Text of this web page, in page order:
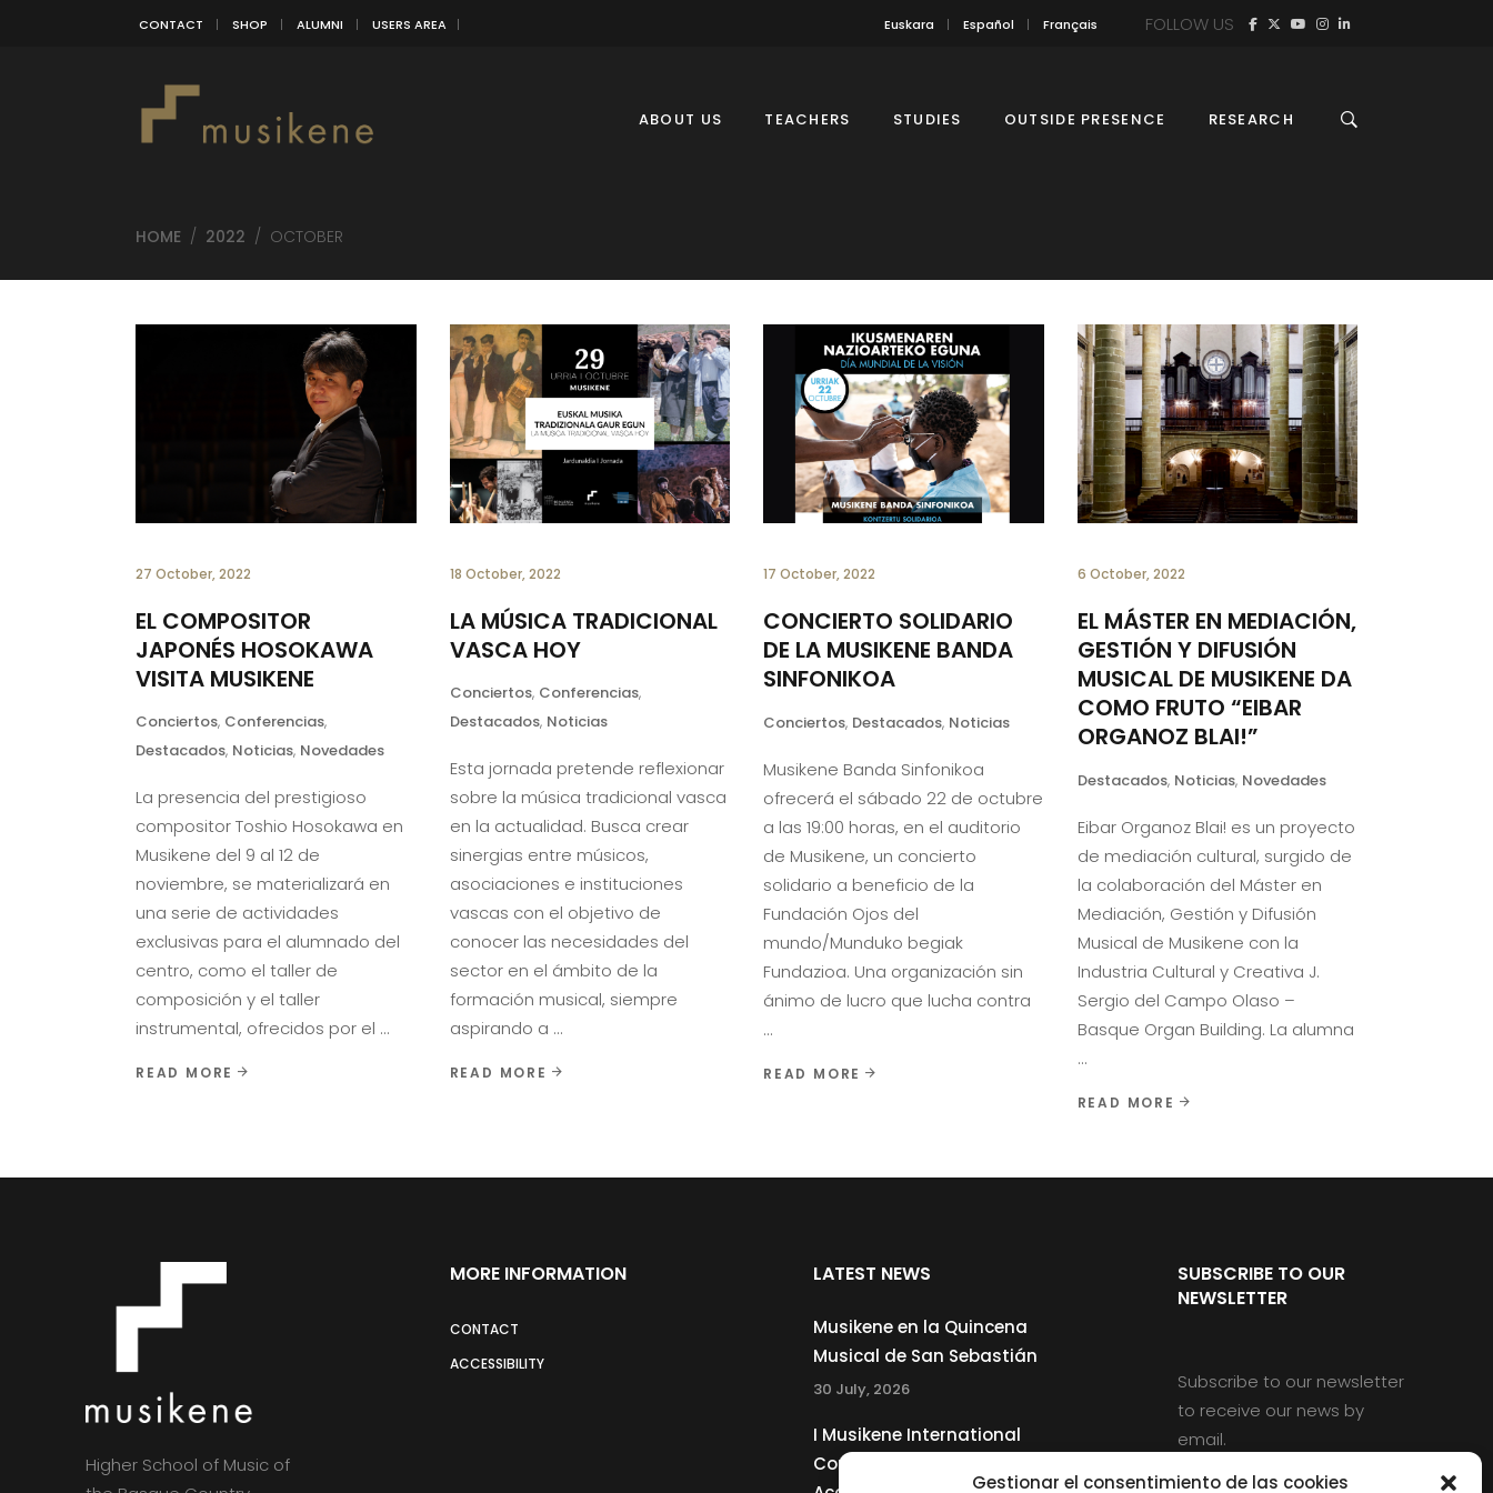
Gestionar el consentimiento de las cookies
CONTACT SHOP ALUMNI USERS AREA Euskara Español Français FOLLOW US
ABOUT US TEACHERS STUDIES OUTSIDE PRESENCE RESEARCH
HOME / 2022 / OCTOBER
27 October, 2022
EL COMPOSITOR
JAPONÉS HOSOKAWA
VISITA MUSIKENE
Conciertos, Conferencias,
Destacados, Noticias, Novedades
La presencia del prestigioso
compositor Toshio Hosokawa en
Musikene del 9 al 12 de
noviembre, se materializará en
una serie de actividades
exclusivas para el alumnado del
centro, como el taller de
composición y el taller
instrumental, ofrecidos por el
READ MORE
18 October, 2022
LA MÚSICA TRADICIONAL
VASCA HOY
Conciertos, Conferencias,
Destacados, Noticias
Esta jornada pretende reflexionar
sobre la música tradicional vasca
en la actualidad. Busca crear
sinergias entre músicos,
asociaciones e instituciones
vascas con el objetivo de
conocer las necesidades del
sector en el ámbito de la
formación musical, siempre
aspirando a
READ MORE
17 October, 2022
CONCIERTO SOLIDARIO
DE LA MUSIKENE BANDA
SINFONIKOA
Conciertos, Destacados, Noticias
Musikene Banda Sinfonikoa
ofrecerá el sábado 22 de octubre
a las 19:00 horas, en el auditorio
de Musikene, un concierto
solidario a beneficio de la
Fundación Ojos del
mundo/Munduko begiak
Fundazioa. Una organización sin
ánimo de lucro que lucha contra
READ MORE
6 October, 2022
EL MÁSTER EN MEDIACIÓN,
GESTIÓN Y DIFUSIÓN
MUSICAL DE MUSIKENE DA
COMO FRUTO “EIBAR
ORGANOZ BLAI!”
Destacados, Noticias, Novedades
Eibar Organoz Blai! es un proyecto
de mediación cultural, surgido de
la colaboración del Máster en
Mediación, Gestión y Difusión
Musical de Musikene con la
Industria Cultural y Creativa J.
Sergio del Campo Olaso –
Basque Organ Building. La alumna
READ MORE
Higher School of Music of
MORE INFORMATION
CONTACT
ACCESSIBILITY
LATEST NEWS
Musikene en la Quincena
Musical de San Sebastián
30 July, 2026
I Musikene International
Competition for Young
SUBSCRIBE TO OUR
NEWSLETTER
Subscribe to our newsletter
to receive our news by
email.